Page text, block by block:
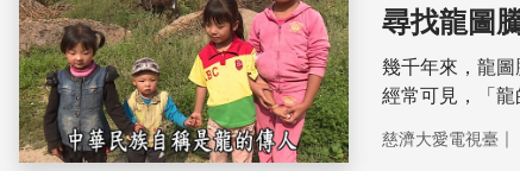
尋找龍圖
幾千年來，龍圖
經常可見，「
見：http://
慈濟大愛電視臺｜